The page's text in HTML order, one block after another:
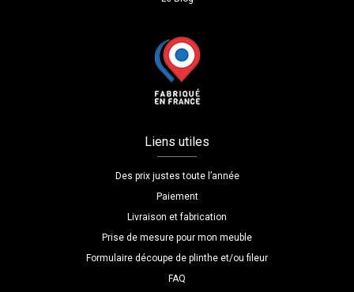
Liens utiles
Des prix justes toute l’année
Paiement
Livraison et fabrication
Prise de mesure pour mon meuble
Formulaire découpe de plinthe et/ou fileur
FAQ